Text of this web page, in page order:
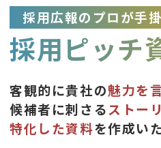
採用広報のプロが手
採用ピッチ
客観的に貴社の魅力を
候補者に刺さるストー
特化した資料を作成い